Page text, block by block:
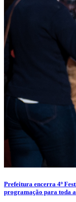
Prefeitura encerra 4º
programação para toda